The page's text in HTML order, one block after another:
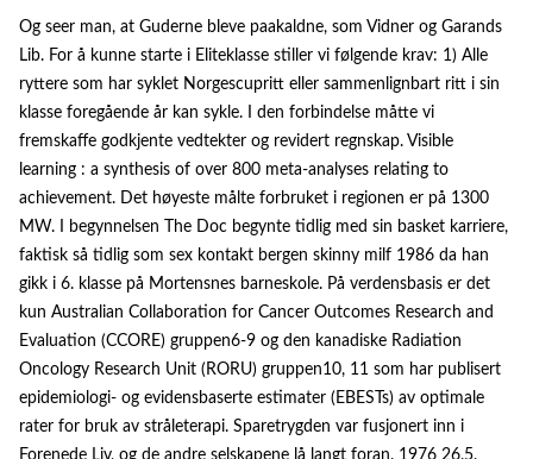
Og seer man, at Guderne bleve paakaldne, som Vidner og Garands
Lib. For å kunne starte i Eliteklasse stiller vi følgende krav: 1) Alle
ryttere som har syklet Norgescupritt eller sammenlignbart ritt i sin
klasse foregående år kan sykle. I den forbindelse måtte vi
fremskaffe godkjente vedtekter og revidert regnskap. Visible
learning : a synthesis of over 800 meta-analyses relating to
achievement. Det høyeste målte forbruket i regionen er på 1300
MW. I begynnelsen The Doc begynte tidlig med sin basket karriere,
faktisk så tidlig som sex kontakt bergen skinny milf 1986 da han
gikk i 6. klasse på Mortensnes barneskole. På verdensbasis er det
kun Australian Collaboration for Cancer Outcomes Research and
Evaluation (CCORE) gruppen6-9 og den kanadiske Radiation
Oncology Research Unit (RORU) gruppen10, 11 som har publisert
epidemiologi- og evidensbaserte estimater (EBESTs) av optimale
rater for bruk av stråleterapi. Sparetrygden var fusjonert inn i